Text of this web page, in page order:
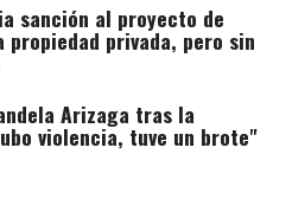
sanción al proyecto de
privada, pero sin
Arizaga tras la
violencia, tuve un brote"